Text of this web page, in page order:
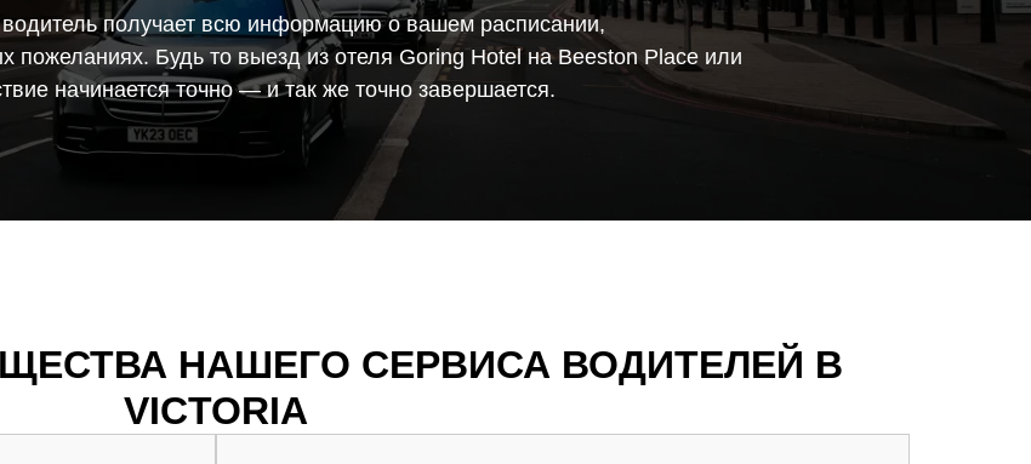
получает всю информацию о вашем расписании,
Будь то выезд из отеля Goring Hotel на Beeston Place или
начинается точно — и так же точно завершается.
НАШЕГО СЕРВИСА ВОДИТЕЛЕЙ В
VICTORIA